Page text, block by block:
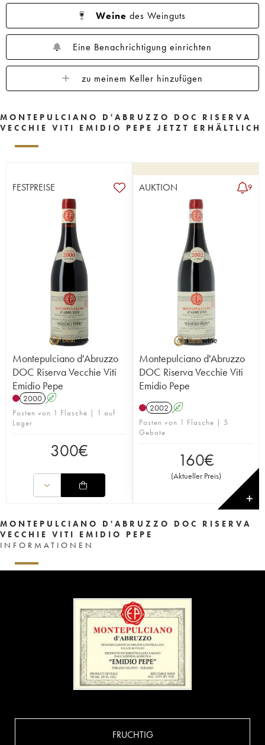
Weine des Weinguts
Eine Benachrichtigung einrichten
zu meinem Keller hinzufügen
MONTEPULCIANO D'ABRUZZO DOC RISERVA
VECCHIE VITI EMIDIO PEPE JETZT ERHÄLTLICH
FESTPREISE
Montepulciano d'Abruzzo
DOC Riserva Vecchie Viti
Emidio Pepe
2000 A
Posten von 1 Flasche | 1 auf
Lager
300€
AUKTION 9
Montepulciano d'Abruzzo
DOC Riserva Vecchie Viti
Emidio Pepe
2002 A
Posten von 1 Flasche | 5
Gebote
160€
(Aktueller Preis)
✕
MONTEPULCIANO D'ABRUZZO DOC RISERVA
VECCHIE VITI EMIDIO PEPE
INFORMATIONEN
FRUCHTIG